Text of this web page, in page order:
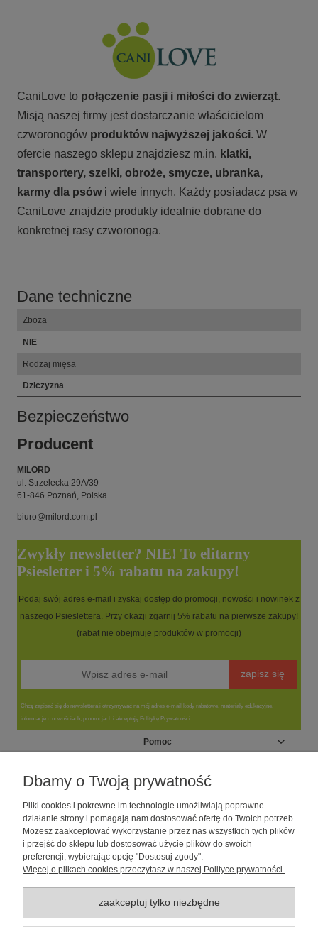
CaniLove to połączenie pasji i miłości do zwierząt.
Misją naszej firmy jest dostarczanie właścicielom
czworonogów produktów najwyższej jakości. W
ofercie naszego sklepu znajdziesz m.in. klatki,
transportery, szelki, obroże, smycze, ubranka,
karmy dla psówi wiele innych. Każdy posiadacz psa w
CaniLove znajdzie produkty idealnie dobrane do
konkretnej rasy czworonoga.
Dane techniczne
Zboża
NIE
Rodzaj mięsa
Dziczyzna
Bezpieczeństwo
Producent
MILORD
ul. Strzelecka 29A/39
61-846 Poznań, Polska
biuro@milord.com.pl
Zwykły newsletter? NIE! To elitarny
Psiesletter i 5% rabatu na zakupy!
Podaj swój adres e-mail i zyskaj dostęp do promocji, nowości i nowinek z
naszego Psieslettera. Przy okazji zgarnij 5% rabatu na pierwsze zakupy!
(rabat nie obejmuje produktów w promocji)
zapisz się
Chcę zapisać się do newslettera i otrzymywać na mój adres e-mail kody rabatowe, materiały edukacyjne,
informacje o nowościach, promocjach i akceptuję Politykę Prywatności.
Pomoc
Moje konto
Informacje
O nas
Sklep dla psów caniLOVE| NIP: 5251057141 | ul. Strzelecka 54/56, 64-
010 Krzywiń, woj. wielkopolskie | telefon: 600 189 631, e-mail:
sklep@canilove.pl
Dbamy o Twoją prywatność
Pliki cookies i pokrewne im technologie umożliwiają poprawne
działanie strony i pomagają nam dostosować ofertę do Twoich potrzeb.
Możesz zaakceptować wykorzystanie przez nas wszystkich tych plików
i przejść do sklepu lub dostosować użycie plików do swoich
preferencji, wybierając opcję "Dostosuj zgody".
Więcej o plikach cookies przeczytasz w naszej Polityce prywatności.
zaakceptuj tylko niezbędne